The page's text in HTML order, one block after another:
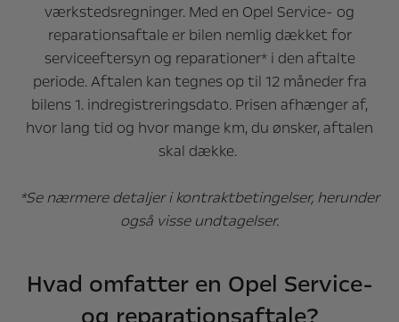
værkstedsregninger. Med en Opel Service- og
reparationsaftale er bilen nemlig dækket for
serviceeftersyn og reparationer* i den aftalte
periode. Aftalen kan tegnes op til 12 måneder fra
bilens 1. indregistreringsdato. Prisen afhænger af,
hvor lang tid og hvor mange km, du ønsker, aftalen
skal dække.
*Se nærmere detaljer i kontraktbetingelser, herunder
også visse undtagelser.
Hvad omfatter en Opel Service-